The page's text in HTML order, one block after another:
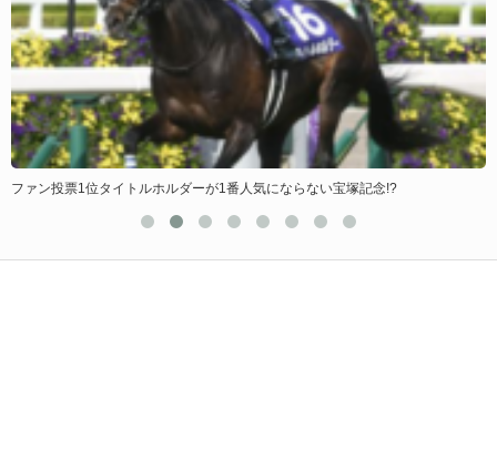
ファン投票1位タイトルホルダーが1番人気にならない宝塚記念!?